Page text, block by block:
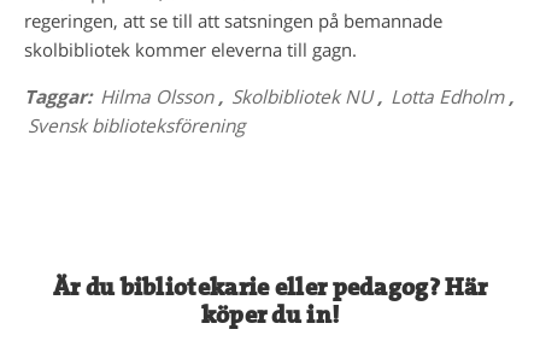
regeringen, att se till att satsningen på bemannade
skolbibliotek kommer eleverna till gagn.
Taggar: Hilma Olsson, Skolbibliotek NU, Lotta Edholm,
Svensk biblioteksförening
Är du bibliotekarie eller pedagog? Här
köper du in!